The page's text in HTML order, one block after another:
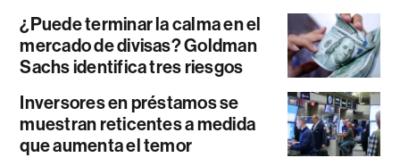
¿Puede terminar la calma en el
mercado de divisas? Goldman
Sachs identifica tres riesgos
Inversores en préstamos se
muestran reticentes a medida
que aumenta el temor